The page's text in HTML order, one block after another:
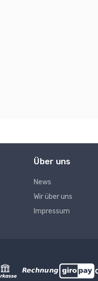
Über uns
News
Wir über uns
Impressum